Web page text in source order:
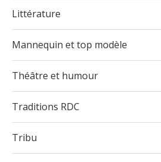
Littérature
Mannequin et top modèle
Théâtre et humour
Traditions RDC
Tribu